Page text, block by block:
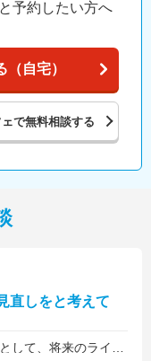
予約したい方へ
自宅）
で無料相談する
直しをと考えて